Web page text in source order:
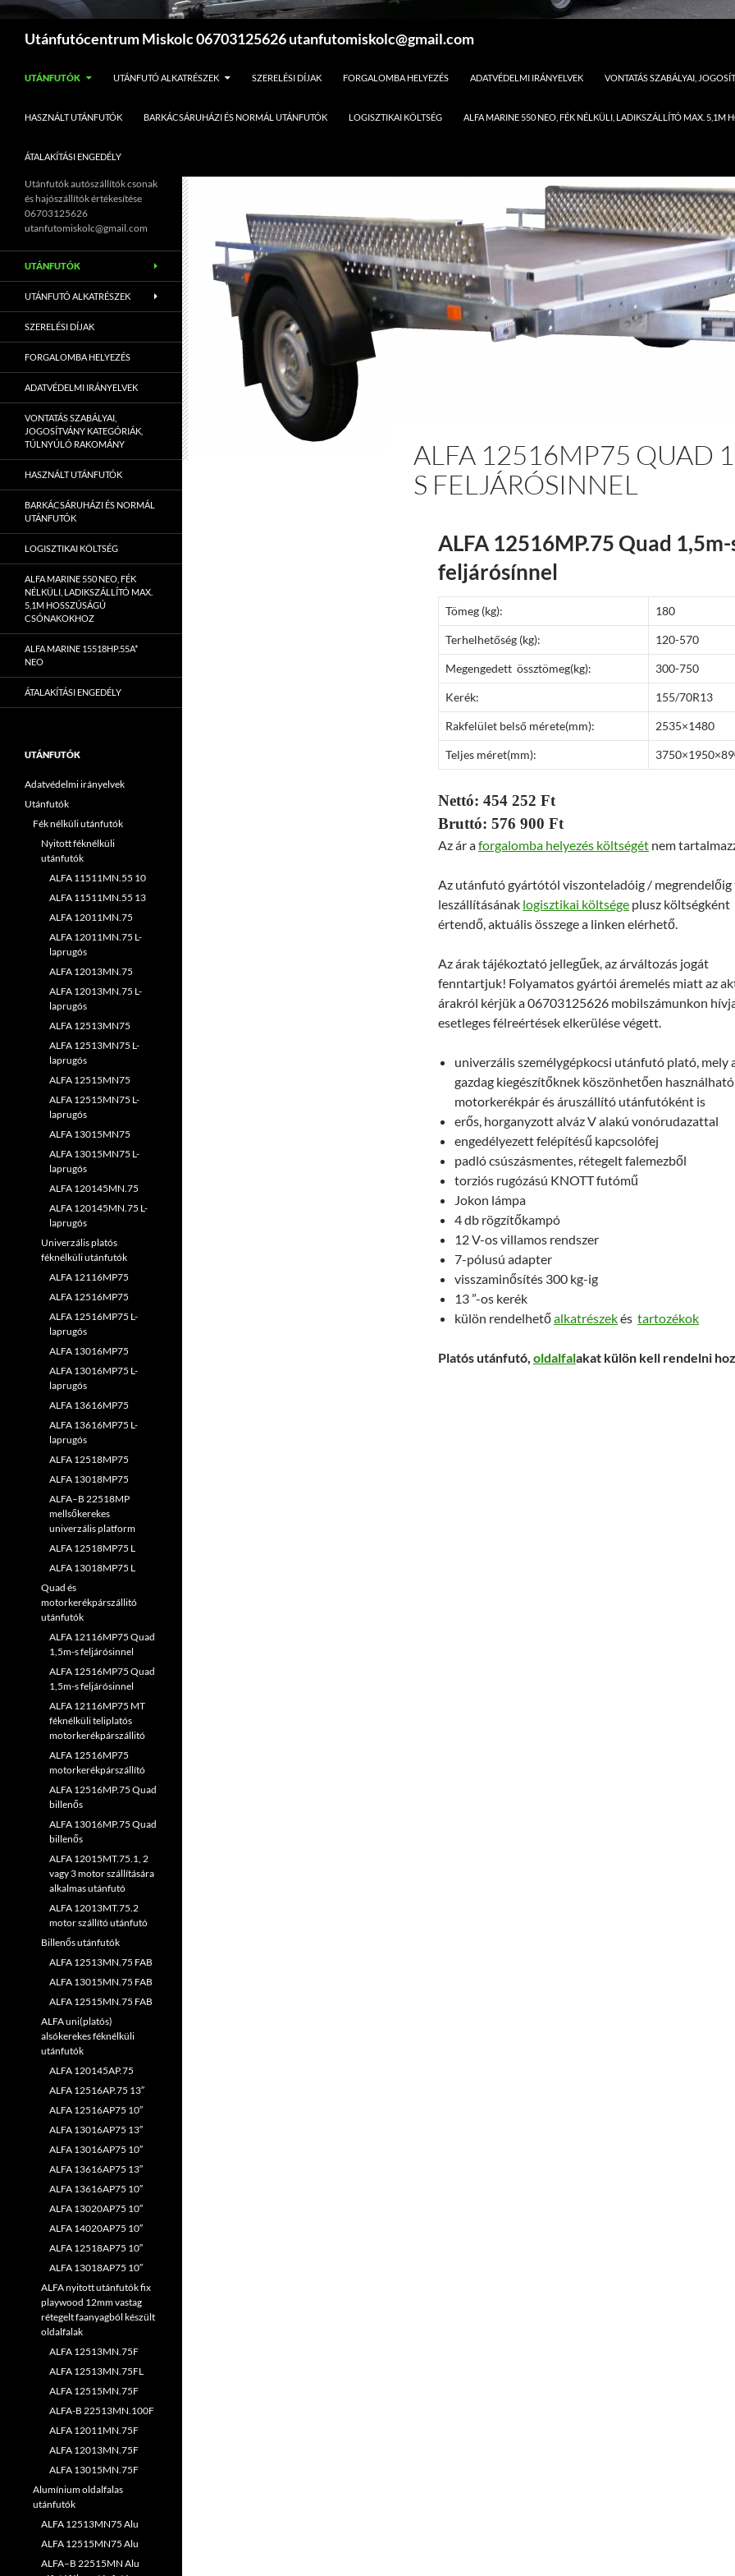
Utánfutócentrum Miskolc 06703125626 utanfutomiskolc@gmail.com
UTÁNFUTÓK UTÁNFUTÓ ALKATRÉSZEK SZERELÉSI DÍJAK FORGALOMBA HELYEZÉS ADATVÉDELMI IRÁNYELVEK VONTATÁS SZABÁLYAI,
HASZNÁLT UTÁNFUTÓK BARKÁCSÁRUHÁZI ÉS NORMÁL UTÁNFUTÓK LOGISZTIKAI KÖLTSÉG ALFA MARINE 550 NEO, FÉK NÉLKÜLI, LADIKSZÁLLÍTÓ MAX. 5,1M
ÁTALAKÍTÁSI ENGEDÉLY
ALFA 12516MP75 QUAD
S FELJÁRÓSINNEL
ALFA 12516MP.75 Quad 1,5m-
feljárósínnel
Tömeg (kg): 180
Terhelhetőség (kg): 120-570
Megengedett össztömeg(kg): 300-750
Kerék: 155/70R13
Rakfelület belső mérete(mm): 2535×1480
Teljes méret(mm):
Nettó: 454 252 Ft
Bruttó: 576 900 Ft
Az ár aforgalomba helyezés költségét nem
Az utánfutó gyártótól viszonteladóig /
leszállításának logisztikai költsége plusz költségként
értendő, aktuális összege a linken elérhető.
Az árak tájékoztató jellegűek, az árváltozás jogát
fenntartjuk! Folyamatos gyártói áremelés miatt az
árakról kérjük a 06703125626 mobilszámunkon
esetleges félreértések elkerülése végett.
univerzális személygépkocsi utánfutó plató, mely
gazdag kiegészítőknek köszönhetően használható
motorkerékpár és áruszállító utánfutóként is
erős, horganyzott alváz V alakú vonórudazattal
engedélyezett felépítésű kapcsolófej
padló csúszásmentes, rétegelt falemezből
torziós rugózású KNOTT futómű
Jokon lámpa
4 db rögzítőkampó
12 V-os villamos rendszer
7-pólusú adapter
visszaminősítés 300 kg-ig
13 ”-os kerék
külön rendelhetőalkatrészekés tartozékok
Platós utánfutó, oldalfalakat külön kell rendelni
Utánfutók autószállítók csonak
és hajószállítók értékesítése
06703125626
utanfutomiskolc@gmail.com
UTÁNFUTÓK
UTÁNFUTÓ ALKATRÉSZEK
SZERELÉSI DÍJAK
FORGALOMBA HELYEZÉS
ADATVÉDELMI IRÁNYELVEK
VONTATÁS SZABÁLYAI,
JOGOSÍTVÁNY KATEGÓRIÁK,
TÚLNYÚLÓ RAKOMÁNY
HASZNÁLT UTÁNFUTÓK
BARKÁCSÁRUHÁZI ÉS NORMÁL
UTÁNFUTÓK
LOGISZTIKAI KÖLTSÉG
ALFA MARINE 550 NEO, FÉK
NÉLKÜLI, LADIKSZÁLLÍTÓ MAX.
5,1M HOSSZÚSÁGÚ
CSÓNAKOKHOZ
ALFA MARINE 15518HP.55A*
NEO
ÁTALAKÍTÁSI ENGEDÉLY
UTÁNFUTÓK
Adatvédelmi irányelvek
Utánfutók
Fék nélküli utánfutók
Nyitott féknélküli
utánfutók
ALFA 11511MN.55 10
ALFA 11511MN.55 13
ALFA 12011MN.75
ALFA 12011MN.75 L-
laprugós
ALFA 12013MN.75
ALFA 12013MN.75 L-
laprugós
ALFA 12513MN75
ALFA 12513MN75 L-
laprugós
ALFA 12515MN75
ALFA 12515MN75 L-
laprugós
ALFA 13015MN75
ALFA 13015MN75 L-
laprugós
ALFA 120145MN.75
ALFA 120145MN.75 L-
laprugós
Univerzális platós
féknélküli utánfutók
ALFA 12116MP75
ALFA 12516MP75
ALFA 12516MP75 L-
laprugós
ALFA 13016MP75
ALFA 13016MP75 L-
laprugós
ALFA 13616MP75
ALFA 13616MP75 L-
laprugós
ALFA 12518MP75
ALFA 13018MP75
ALFA–B 22518MP
mellsőkerekes
univerzális platform
ALFA 12518MP75 L
ALFA 13018MP75 L
Quad és
motorkerékpárszállitó
utánfutók
ALFA 12116MP75 Quad
1,5m-s feljárósinnel
ALFA 12516MP75 Quad
1,5m-s feljárósinnel
ALFA 12116MP75 MT
féknélküli teliplatós
motorkerékpárszállitó
ALFA 12516MP75
motorkerékpárszállító
ALFA 12516MP.75 Quad
billenős
ALFA 13016MP.75 Quad
billenős
ALFA 12015MT.75.1, 2
vagy 3 motor szállítására
alkalmas utánfutó
ALFA 12013MT.75.2
motor szállító utánfutó
Billenős utánfutók
ALFA 12513MN.75 FAB
ALFA 13015MN.75 FAB
ALFA 12515MN.75 FAB
ALFA uni(platós)
alsókerekes féknélküli
utánfutók
ALFA 120145AP.75
ALFA 12516AP.75 13″
ALFA 12516AP75 10″
ALFA 13016AP75 13″
ALFA 13016AP75 10″
ALFA 13616AP75 13″
ALFA 13616AP75 10″
ALFA 13020AP75 10″
ALFA 14020AP75 10″
ALFA 12518AP75 10″
ALFA 13018AP75 10″
ALFA nyitott utánfutók fix
playwood 12mm vastag
rétegelt faanyagból készült
oldalfalak
ALFA 12513MN.75F
ALFA 12513MN.75FL
ALFA 12515MN.75F
ALFA-B 22513MN.100F
ALFA 12011MN.75F
ALFA 12013MN.75F
ALFA 13015MN.75F
Alumínium oldalfalas
utánfutók
ALFA 12513MN75 Alu
ALFA 12515MN75 Alu
ALFA–B 22515MN Alu